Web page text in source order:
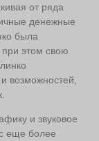
от ряда
денежные
была
этом свою
возможностей,
и звуковое
еще более